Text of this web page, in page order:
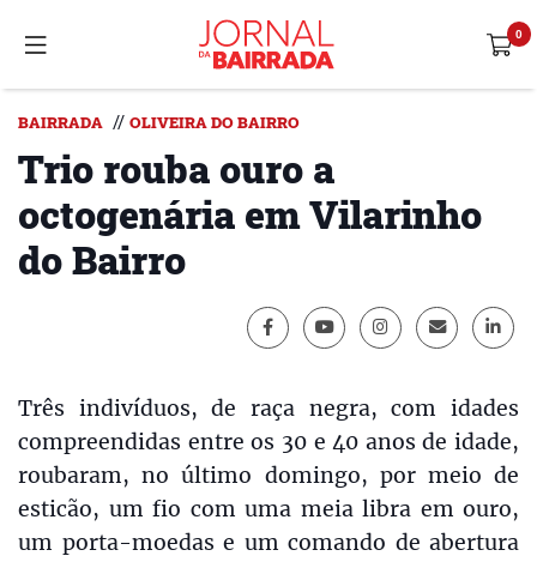
BAIRRADA // OLIVEIRA DO BAIRRO
Trio rouba ouro a
octogenária em Vilarinho
do Bairro
Três indivíduos, de raça negra, com idades
compreendidas entre os 30 e 40 anos de idade,
roubaram, no último domingo, por meio de
esticão, um fio com uma meia libra em ouro,
um porta-moedas e um comando de abertura